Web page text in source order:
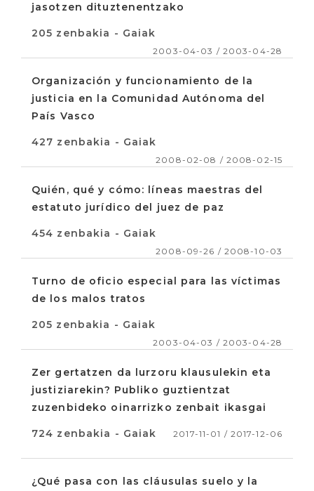
jasotzen dituztenentzako
205 zenbakia - Gaiak
2003-04-03 / 2003-04-28
Organización y funcionamiento de la
justicia en la Comunidad Autónoma del
País Vasco
427 zenbakia - Gaiak
2008-02-08 / 2008-02-15
Quién, qué y cómo: líneas maestras del
estatuto jurídico del juez de paz
454 zenbakia - Gaiak
2008-09-26 / 2008-10-03
Turno de oficio especial para las víctimas
de los malos tratos
205 zenbakia - Gaiak
2003-04-03 / 2003-04-28
Zer gertatzen da lurzoru klausulekin eta
justiziarekin? Publiko guztientzat
zuzenbideko oinarrizko zenbait ikasgai
724 zenbakia - Gaiak 2017-11-01 / 2017-12-06
¿Qué pasa con las cláusulas suelo y la